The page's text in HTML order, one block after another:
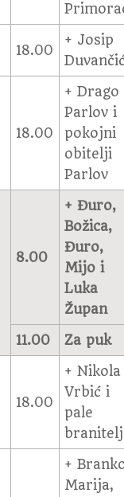
18.00
+ Josip
18.00
+ Drago
Parlov i
pokojni
obitelji
Parlov
8.00
+ Đuro,
Božica,
Đuro,
Mijo i
Luka
Župan
11.00
Za puk
18.00
+ Nikola
Vrbić i
pale
+
Marija,